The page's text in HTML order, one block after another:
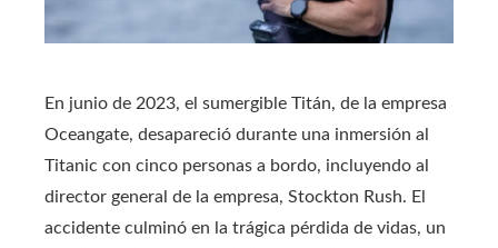
En junio de 2023, el sumergible Titán, de la empresa
Oceangate, desapareció durante una inmersión al
Titanic con cinco personas a bordo, incluyendo al
director general de la empresa, Stockton Rush. El
accidente culminó en la trágica pérdida de vidas, un